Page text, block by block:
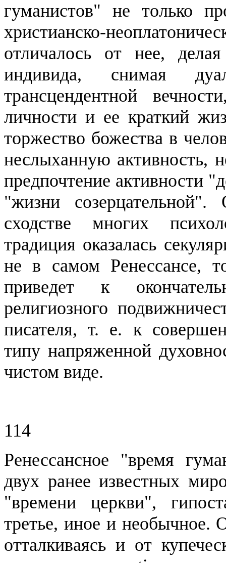
гуманистов" не только
христианско-
отличалось от нее,
индивида, снимая
трансцендентной
личности и ее краткий
торжество божества в
неслыханную активность,
предпочтение активности
"жизни
сходстве многих
традиция оказалась
не в самом Ренессансе,
приведет к
религиозного
писателя, т. е. к
типу напряженной
чистом виде.
114
Ренессансное "время
двух ранее известных
"времени церкви",
третье, иное и необычное.
отталкиваясь и от